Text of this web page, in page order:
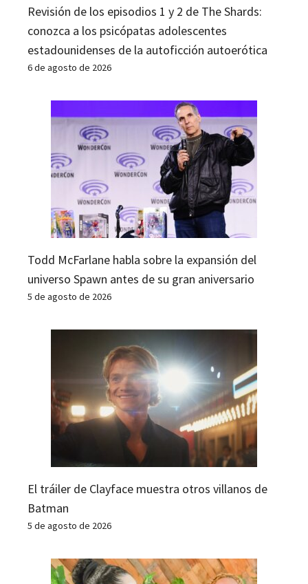
Revisión de los episodios 1 y 2 de The Shards:
conozca a los psicópatas adolescentes
estadounidenses de la autoficción autoerótica
6 de agosto de 2026
Todd McFarlane habla sobre la expansión del
universo Spawn antes de su gran aniversario
5 de agosto de 2026
El tráiler de Clayface muestra otros villanos de
Batman
5 de agosto de 2026